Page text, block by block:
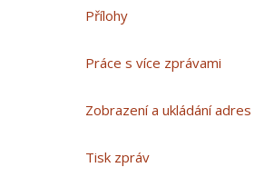
Přílohy
Práce s více zprávami
Zobrazení a ukládání adres
Tisk zpráv